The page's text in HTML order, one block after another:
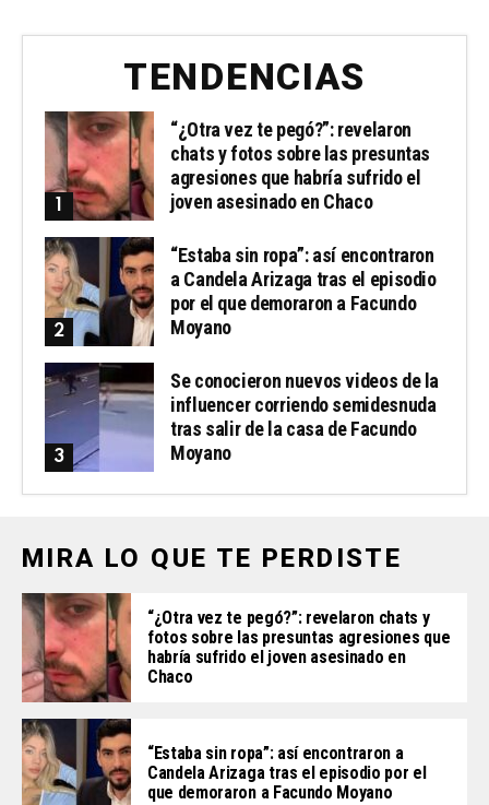
TENDENCIAS
“¿Otra vez te pegó?”: revelaron
chats y fotos sobre las presuntas
agresiones que habría sufrido el
joven asesinado en Chaco
“Estaba sin ropa”: así encontraron
a Candela Arizaga tras el episodio
por el que demoraron a Facundo
Moyano
Se conocieron nuevos videos de la
influencer corriendo semidesnuda
tras salir de la casa de Facundo
Moyano
MIRA LO QUE TE PERDISTE
“¿Otra vez te pegó?”: revelaron chats y
fotos sobre las presuntas agresiones que
habría sufrido el joven asesinado en
Chaco
“Estaba sin ropa”: así encontraron a
Candela Arizaga tras el episodio por el
que demoraron a Facundo Moyano